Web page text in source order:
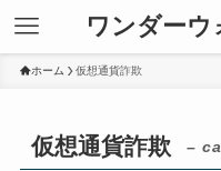
ワンダーウ
ホーム 仮想通貨詐欺
仮想通貨詐欺 –